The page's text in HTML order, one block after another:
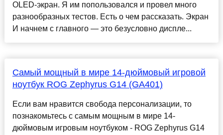
OLED-экран. Я им попользовался и провел много
разнообразных тестов. Есть о чем рассказать. Экран
И начнем с главного — это безусловно диспле...
Самый мощный в мире 14-дюймовый игровой
ноутбук ROG Zephyrus G14 (GA401)
Если вам нравится свобода персонализации, то
познакомьтесь с самым мощным в мире 14-
дюймовым игровым ноутбуком - ROG Zephyrus G14